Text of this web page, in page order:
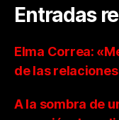
Entradas
Elma Correa:
de las
A la sombra de